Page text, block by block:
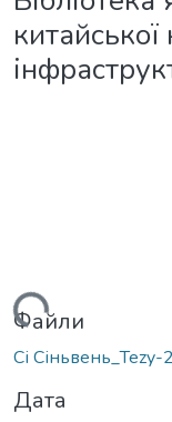
китайської
Файли
Сі
Дата